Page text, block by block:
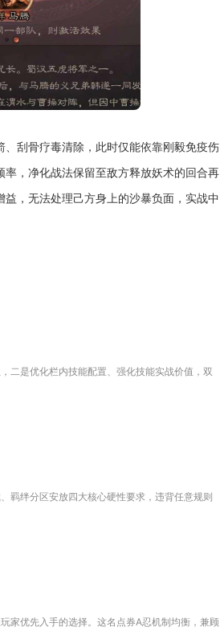
刮骨疗毒清除，此时仅能依靠刚毅免疫伤
，净化战法保留至敌方释放妖术的回合再
，无法处理己方身上的沙暴负面，实战中
二是优化栏内技能配置、强化技能实战价值，双
羁绊分区安放四大核心硬性要求，违背任意规则
家优先入手的选择。这名点券A忍机制均衡，兼顾